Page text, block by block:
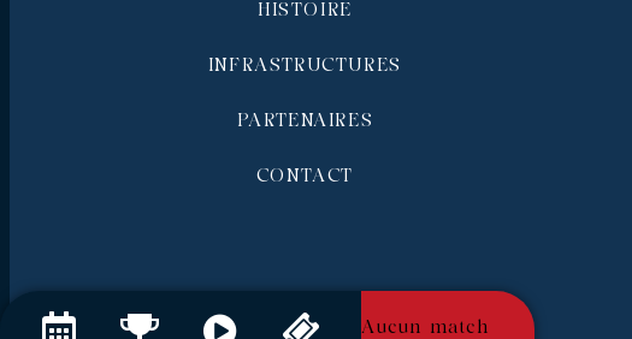
Aucun match
HISTOIRE
INFRASTRUCTURES
PARTENAIRES
CONTACT